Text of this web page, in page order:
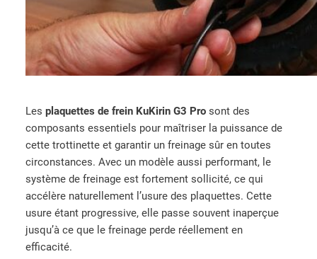
Les plaquettes de frein KuKirin G3 Pro sont des
composants essentiels pour maîtriser la puissance de
cette trottinette et garantir un freinage sûr en toutes
circonstances. Avec un modèle aussi performant, le
système de freinage est fortement sollicité, ce qui
accélère naturellement l’usure des plaquettes. Cette
usure étant progressive, elle passe souvent inaperçue
jusqu’à ce que le freinage perde réellement en
efficacité.